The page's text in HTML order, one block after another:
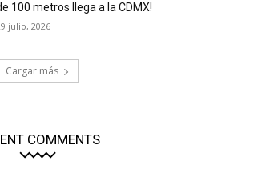
100 metros llega a la CDMX!
julio, 2026
Cargar más
COMMENTS